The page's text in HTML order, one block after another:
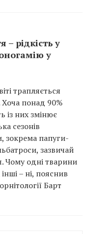
рідкість у
у
трапляється
понад 90%
із них змінює
сезонів
зокрема папуги-
зазвичай
Чому одні тварини
– ні, пояснив
Барт